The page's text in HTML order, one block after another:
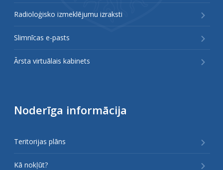
Radioloģisko izmeklējumu izraksti
Slimnīcas e-pasts
Ārsta virtuālais kabinets
Noderīga informācija
Teritorijas plāns
Kā nokļūt?